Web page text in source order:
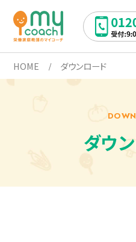
HOME ダウンロード
ダウ